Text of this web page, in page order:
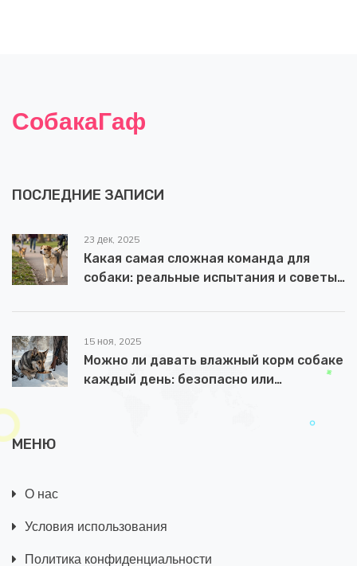
СобакаГаф
ПОСЛЕДНИЕ ЗАПИСИ
23 дек, 2025
Какая самая сложная команда для
собаки: реальные испытания и советы
15 ноя, 2025
Можно ли давать влажный корм собаке
каждый день: безопасно или
МЕНЮ
О нас
Условия использования
Политика конфиденциальности